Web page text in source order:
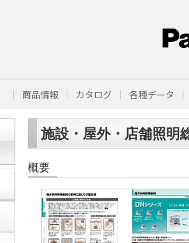
商品情報 カタログ 各種データ
施設・屋外・店舗照明
概要